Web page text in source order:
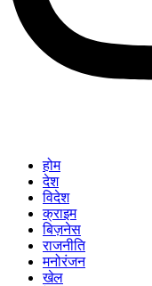
होम
देश
विदेश
क्राइम
बिज़नेस
राजनीति
मनोरंजन
खेल